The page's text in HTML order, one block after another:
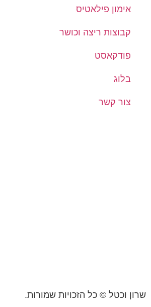
אימון פילאטיס
קבוצות ריצה וכושר
פודקאסט
בלוג
צור קשר
שרון וכטל © כל הזכויות שמורות.